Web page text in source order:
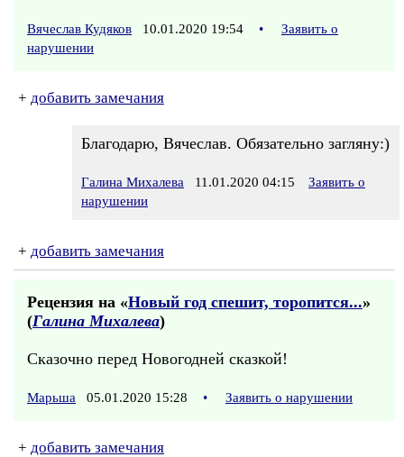
Вячеслав Кудяков 10.01.2020 19:54 •
Заявить о
нарушении
+ добавить замечания
Благодарю, Вячеслав. Обязательно загляну:)
Галина Михалева 11.01.2020 04:15
Заявить о
нарушении
+ добавить замечания
Рецензия на «Новый год спешит, торопится...»
(Галина Михалева)
Сказочно перед Новогодней сказкой!
Марьша 05.01.2020 15:28 • Заявить о нарушении
+ добавить замечания